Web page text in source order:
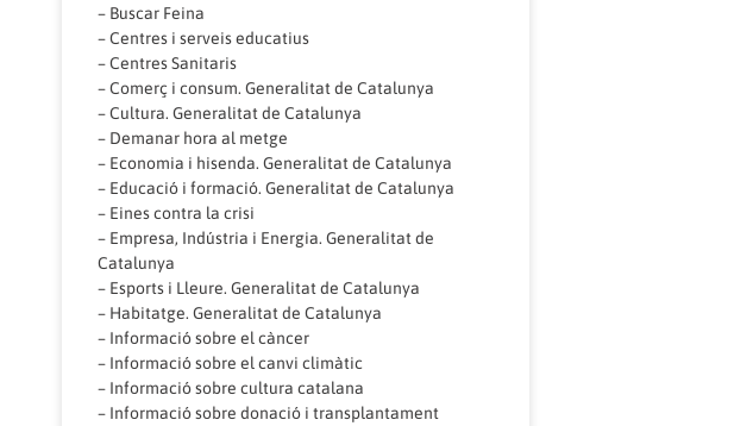
– Buscar Feina
–Centres i serveis educatius
–Centres Sanitaris
–Comerç i consum. Generalitat de Catalunya
–Cultura. Generalitat de Catalunya
– Demanar hora al metge
– Economia i hisenda. Generalitat de Catalunya
– Educació i formació. Generalitat de Catalunya
– Eines contra la crisi
– Empresa, Indústria i Energia. Generalitat de
Catalunya
– Esports i Lleure. Generalitat de Catalunya
– Habitatge. Generalitat de Catalunya
– Informació sobre el càncer
– Informació sobre el canvi climàtic
– Informació sobre cultura catalana
– Informació sobre donació i transplantament